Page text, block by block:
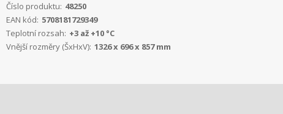
Číslo produktu: 48250
EAN kód: 5708181729349
Teplotní rozsah: +3 až +10 °C
Vnější rozměry (ŠxHxV): 1326 x 696 x 857 mm